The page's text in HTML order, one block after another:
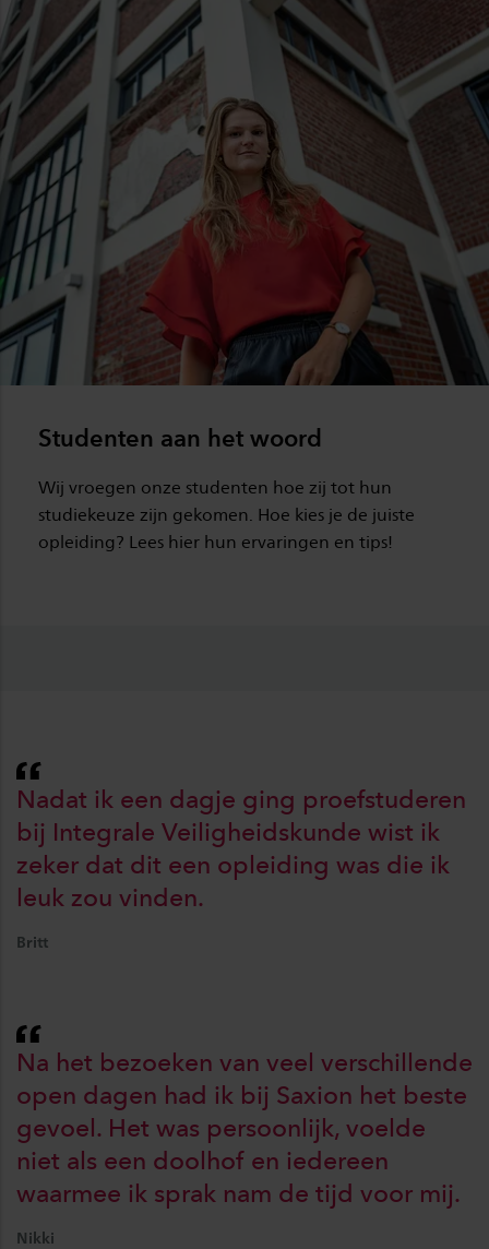
Studenten aan het woord
Wij vroegen onze studenten hoe zij tot hun
studiekeuze zijn gekomen. Hoe kies je de juiste
opleiding? Lees hier hun ervaringen en tips!
Nadat ik een dagje ging proefstuderen
bij Integrale Veiligheidskunde wist ik
zeker dat dit een opleiding was die ik
leuk zou vinden.
Britt
Na het bezoeken van veel verschillende
open dagen had ik bij Saxion het beste
gevoel. Het was persoonlijk, voelde
niet als een doolhof en iedereen
waarmee ik sprak nam de tijd voor mij.
Nikki